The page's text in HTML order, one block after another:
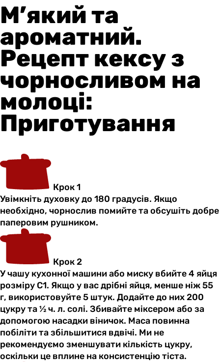
М’який та
ароматний.
Рецепт кексу з
чорносливом на
молоці:
Приготування
Крок 1
Увімкніть духовку до 180 градусів. Якщо
необхідно, чорнослив помийте та обсушіть добре
паперовим рушником.
Крок 2
У чашу кухонної машини або миску вбийте 4 яйця
розміру С1. Якщо у вас дрібні яйця, менше ніж 55
г, використовуйте 5 штук. Додайте до них 200
цукру та ½ ч. л. солі. Збивайте міксером або за
допомогою насадки віничок. Маса повинна
побіліти та збільшитися вдвічі. Ми не
рекомендуємо зменшувати кількість цукру,
оскільки це вплине на консистенцію тіста.